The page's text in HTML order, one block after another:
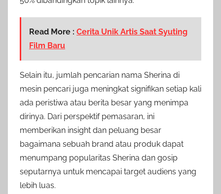
Read More : Cerita Unik Artis Saat Syuting
Film Baru
Selain itu, jumlah pencarian nama Sherina di
mesin pencari juga meningkat signifikan setiap kali
ada peristiwa atau berita besar yang menimpa
dirinya. Dari perspektif pemasaran, ini
memberikan insight dan peluang besar
bagaimana sebuah brand atau produk dapat
menumpang popularitas Sherina dan gosip
seputarnya untuk mencapai target audiens yang
lebih luas.